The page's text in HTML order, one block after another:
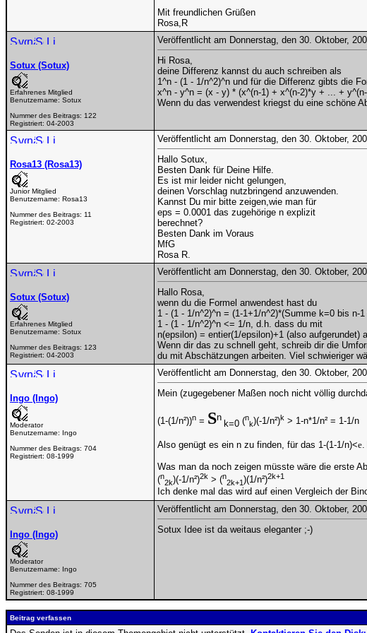
Mit freundlichen Grüßen
Rosa,R
Sotux (Sotux)
Erfahrenes Mitglied
Benutzername: Sotux
Nummer des Beitrags: 122
Registriert: 04-2003
Veröffentlicht am Donnerstag, den 30. Oktober,
Hi Rosa,
deine Differenz kannst du auch schreiben als
1^n - (1 - 1/n^2)^n und für die Differenz gibts die
x^n - y^n = (x - y) * (x^(n-1) + x^(n-2)*y + ... + y^(n-
Wenn du das verwendest kriegst du eine schöne
Rosa13 (Rosa13)
Junior Mitglied
Benutzername: Rosa13
Nummer des Beitrags: 11
Registriert: 02-2003
Veröffentlicht am Donnerstag, den 30. Oktober,
Hallo Sotux,
Besten Dank für Deine Hilfe.
Es ist mir leider nicht gelungen,
deinen Vorschlag nutzbringend anzuwenden.
Kannst Du mir bitte zeigen,wie man für
eps = 0.0001 das zugehörige n explizit
berechnet?
Besten Dank im Voraus
MfG
Rosa R.
Sotux (Sotux)
Erfahrenes Mitglied
Benutzername: Sotux
Nummer des Beitrags: 123
Registriert: 04-2003
Veröffentlicht am Donnerstag, den 30. Oktober,
Hallo Rosa,
wenn du die Formel anwendest hast du
1 - (1 - 1/n^2)^n = (1-1+1/n^2)*(Summe k=0 bis
1 - (1 - 1/n^2)^n <= 1/n, d.h. dass du mit
n(epsilon) = entier(1/epsilon)+1 (also aufgerundet)
Wenn dir das zu schnell geht, schreib dir die
du mit Abschätzungen arbeiten. Viel schwieriger
Ingo (Ingo)
Moderator
Benutzername: Ingo
Nummer des Beitrags: 704
Registriert: 08-1999
Veröffentlicht am Donnerstag, den 30. Oktober,
Mein (zugegebener Maßen noch nicht völlig
(1-(1/n²))n = Sn
k=0 (n
k)(-1/n²)k > 1-n*1/n² = 1-1/n
Also genügt es ein n zu finden, für das 1-(1-1/n)<e
Was man da noch zeigen müsste wäre die erste
(n
2k)(-1/n²)2k > (n
2k+1)(1/n²)2k+1
Ich denke mal das wird auf einen Vergleich der
Ingo (Ingo)
Moderator
Benutzername: Ingo
Nummer des Beitrags: 705
Registriert: 08-1999
Veröffentlicht am Donnerstag, den 30. Oktober,
Sotux Idee ist da weitaus eleganter ;-)
Beitrag verfassen